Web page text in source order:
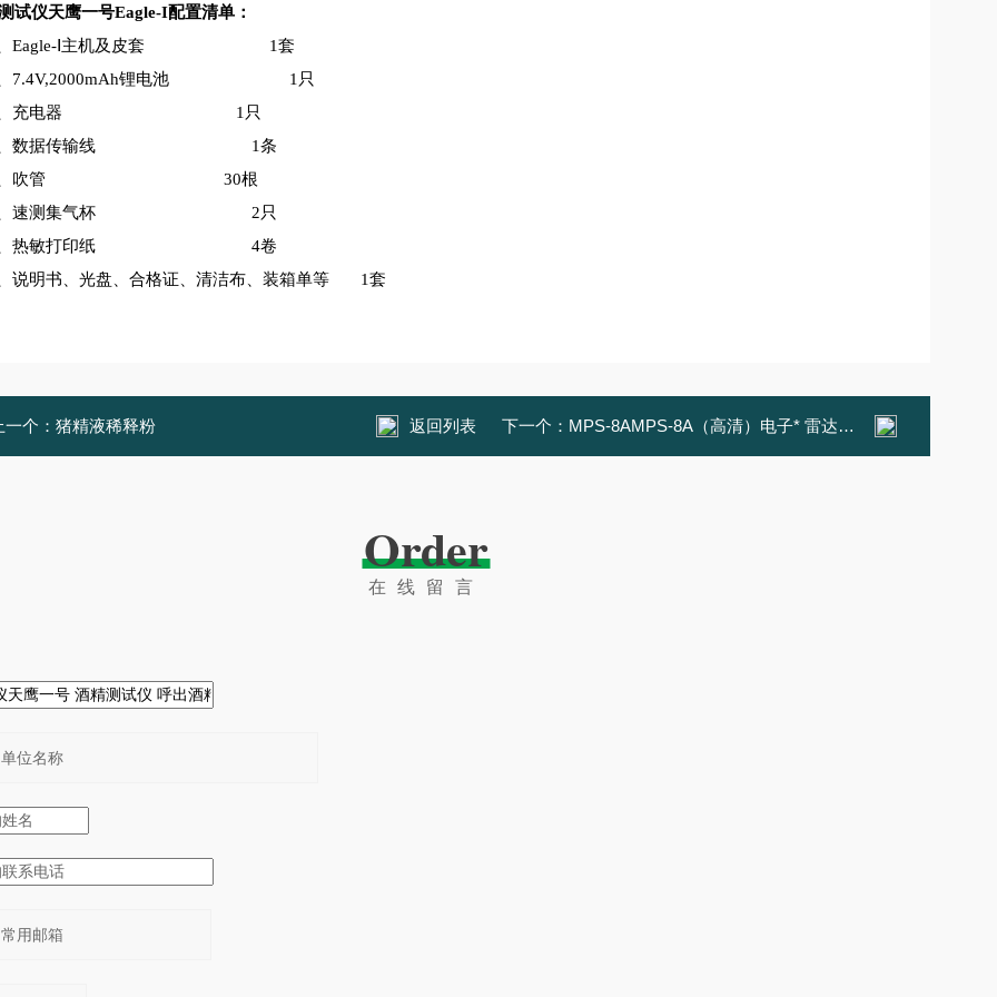
试仪天鹰一号Eagle-I配置清单：
Eagle-Ⅰ主机及皮套 1套
7.4V,2000mAh锂电池 1只
、充电器 1只
、数据传输线 1条
、吹管 30根
、速测集气杯 2只
、热敏打印纸 4卷
说明书、光盘、合格证、清洁布、装箱单等 1套
一个： 猪精液稀释粉 返回列表 下一个： MPS-8AMPS-8A（高清）电子* 雷达测速仪 *雷达测速仪 四川供应 成都有售
Order
在线留言